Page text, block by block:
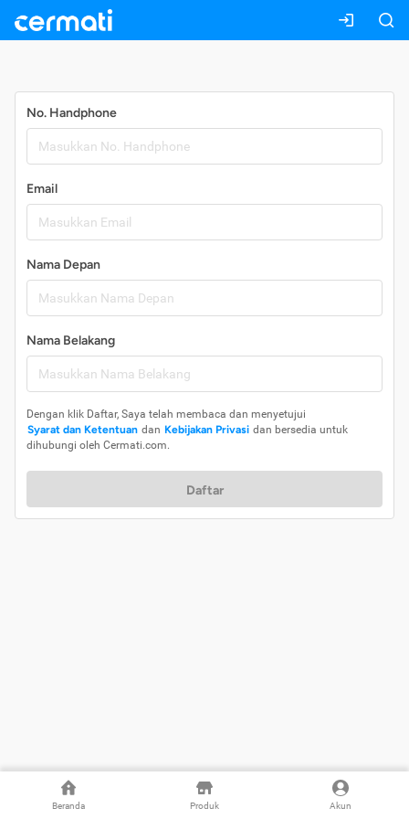
Beranda Produk Akun
No. Handphone
Email
Nama Depan
Nama Belakang
Dengan klik Daftar, Saya telah membaca dan menyetujui
Syarat dan Ketentuan dan Kebijakan Privasi dan bersedia untuk
dihubungi oleh Cermati.com.
Daftar